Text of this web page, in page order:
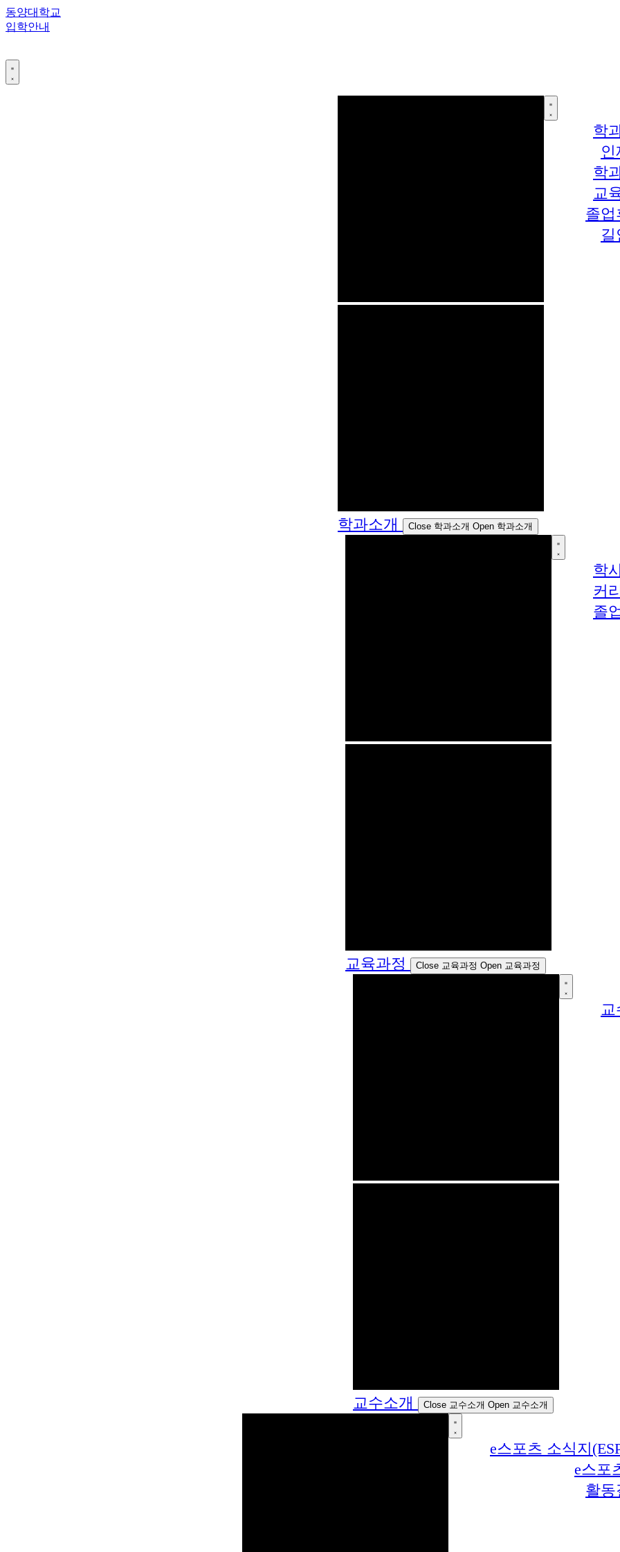
콘
텐
건
너
동양대학교
입학안내
학과소개 Close 학과소개 Open 학과소개
학
인
학
교
졸업
길
교육과정 Close 교육과정 Open 교육과정
학
커
졸
교수소개 Close 교수소개 Open 교수소개
교
e스포츠 소식지
e스포
활동